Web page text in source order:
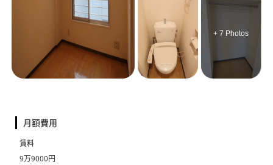
+ 7 Photos
月額費用
賃料
9万9000円